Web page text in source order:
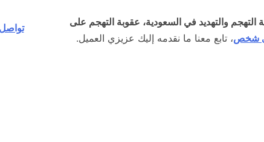
التهجم والتهديد في السعودية، عقوبة التهجم على
شخص، تابع معنا ما نقدمه إليك عزيزي العميل.